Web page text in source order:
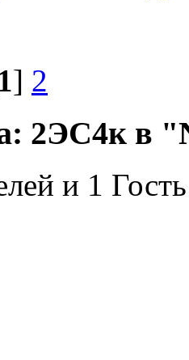
1] 2
2ЭС4к в
и 1